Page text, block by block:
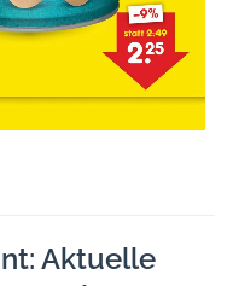
Aktuelle